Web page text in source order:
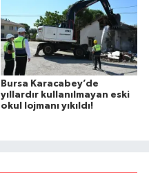
Bursa Karacabey’de
yıllardır kullanılmayan eski
okul lojmanı yıkıldı!